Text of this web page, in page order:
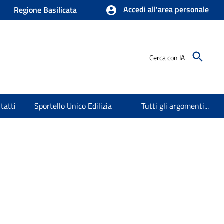
Regione Basilicata Accedi all'area personale
Cerca con IA
Sportello Unico Edilizia Tutti gli argomenti...